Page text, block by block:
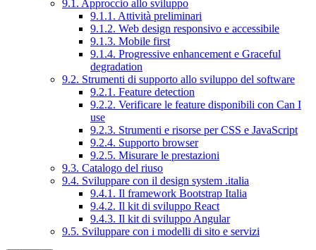
9.1. Approccio allo sviluppo
9.1.1. Attività preliminari
9.1.2. Web design responsivo e accessibile
9.1.3. Mobile first
9.1.4. Progressive enhancement e Graceful
degradation
9.2. Strumenti di supporto allo sviluppo del software
9.2.1. Feature detection
9.2.2. Verificare le feature disponibili con Can I
use
9.2.3. Strumenti e risorse per CSS e JavaScript
9.2.4. Supporto browser
9.2.5. Misurare le prestazioni
9.3. Catalogo del riuso
9.4. Sviluppare con il design system .italia
9.4.1. Il framework Bootstrap Italia
9.4.2. Il kit di sviluppo React
9.4.3. Il kit di sviluppo Angular
9.5. Sviluppare con i modelli di sito e servizi